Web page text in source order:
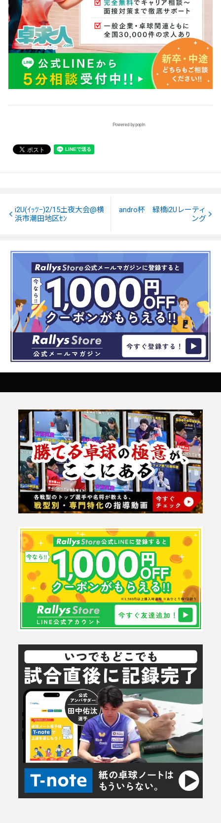
Powered by popIn
i2U(ｲｯﾂｰ)2/15土夜大会@横
浜市潮田地区ｾﾝ
andro杯 緑橋i2Uレーティ
ング